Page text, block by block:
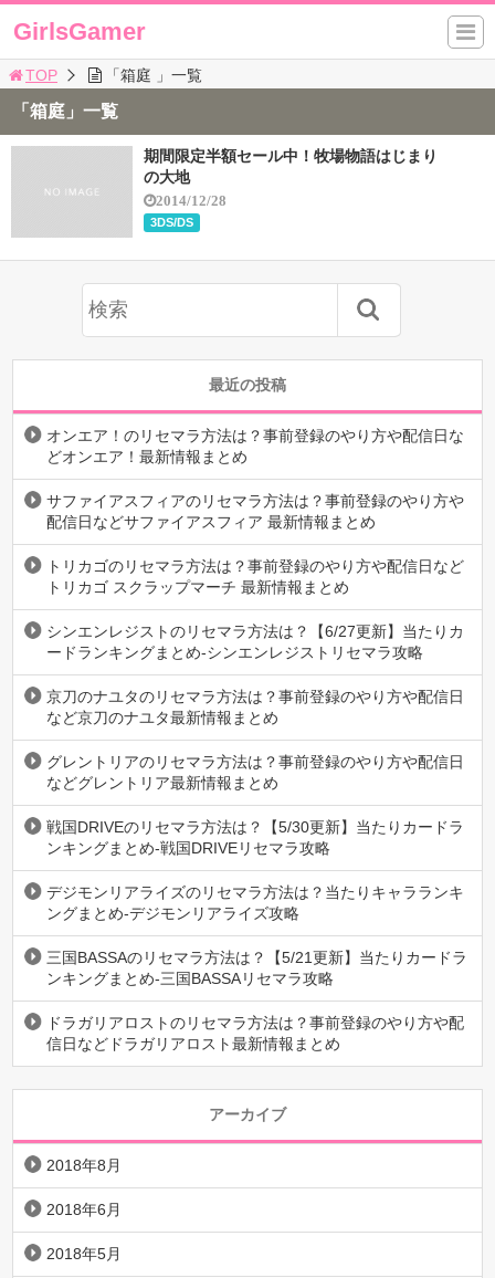
GirlsGamer
TOP 「箱庭 」一覧
「箱庭」一覧
期間限定半額セール中！牧場物語はじまり
の大地
2014/12/28
3DS/DS
最近の投稿
オンエア！のリセマラ方法は？事前登録のやり方や配信日な
どオンエア！最新情報まとめ
サファイアスフィアのリセマラ方法は？事前登録のやり方や
配信日などサファイアスフィア 最新情報まとめ
トリカゴのリセマラ方法は？事前登録のやり方や配信日など
トリカゴ スクラップマーチ 最新情報まとめ
シンエンレジストのリセマラ方法は？【6/27更新】当たりカ
ードランキングまとめ-シンエンレジストリセマラ攻略
京刀のナユタのリセマラ方法は？事前登録のやり方や配信日
など京刀のナユタ最新情報まとめ
グレントリアのリセマラ方法は？事前登録のやり方や配信日
などグレントリア最新情報まとめ
戦国DRIVEのリセマラ方法は？【5/30更新】当たりカードラ
ンキングまとめ-戦国DRIVEリセマラ攻略
デジモンリアライズのリセマラ方法は？当たりキャラランキ
ングまとめ-デジモンリアライズ攻略
三国BASSAのリセマラ方法は？【5/21更新】当たりカードラ
ンキングまとめ-三国BASSAリセマラ攻略
ドラガリアロストのリセマラ方法は？事前登録のやり方や配
信日などドラガリアロスト最新情報まとめ
アーカイブ
2018年8月
2018年6月
2018年5月